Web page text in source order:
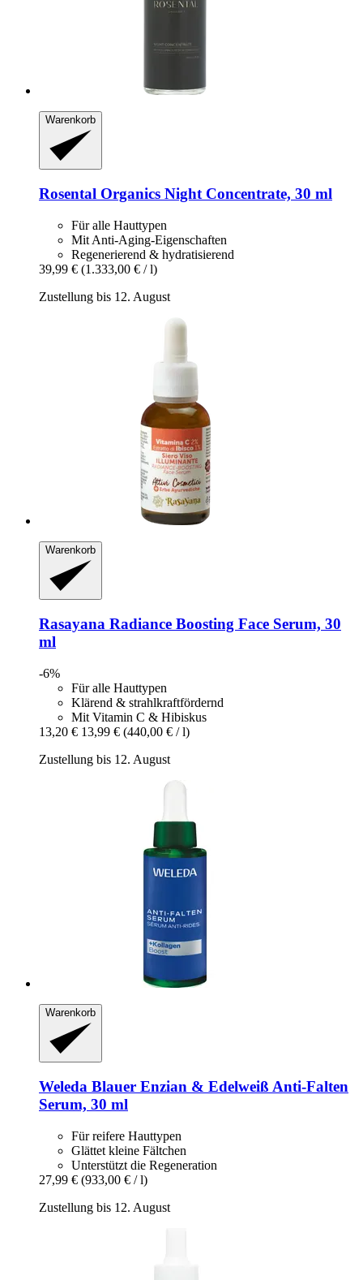
Warenkorb
Rosental Organics Night Concentrate, 30 ml
Für alle Hauttypen
Mit Anti-Aging-Eigenschaften
Regenerierend & hydratisierend
39,99 € (1.333,00 € / l)
Zustellung bis 12. August
Warenkorb
Rasayana Radiance Boosting Face Serum, 30
ml
-6%
Für alle Hauttypen
Klärend & strahlkraftfördernd
Mit Vitamin C & Hibiskus
13,20 € 13,99 € (440,00 € / l)
Zustellung bis 12. August
Warenkorb
Weleda Blauer Enzian & Edelweiß Anti-​Falten
Serum, 30 ml
Für reifere Hauttypen
Glättet kleine Fältchen
Unterstützt die Regeneration
27,99 € (933,00 € / l)
Zustellung bis 12. August